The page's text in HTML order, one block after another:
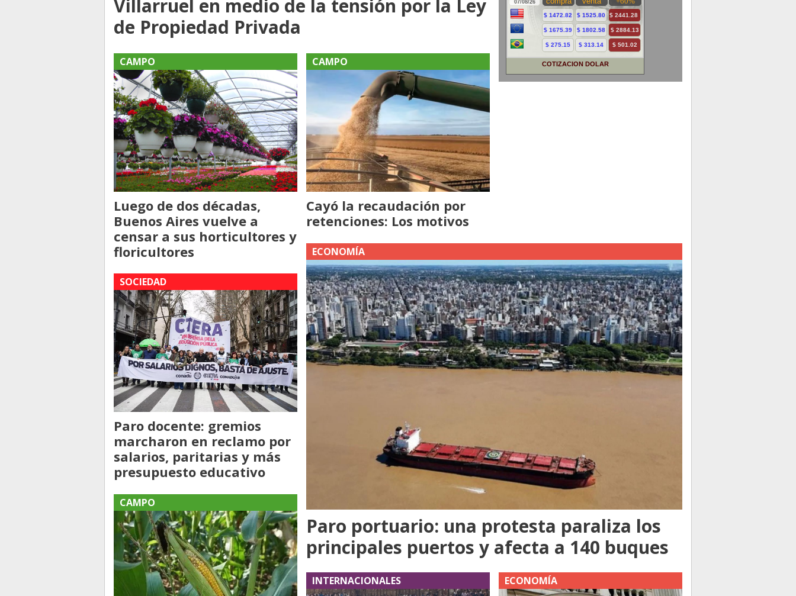
Villarruel en medio de la tensión por la Ley
de Propiedad Privada
COTIZACION DOLAR
CAMPO
Luego de dos décadas,
Buenos Aires vuelve a
censar a sus horticultores y
floricultores
CAMPO
Cayó la recaudación por
retenciones: Los motivos
ECONOMÍA
Paro portuario: una protesta paraliza los
principales puertos y afecta a 140 buques
SOCIEDAD
Paro docente: gremios
marcharon en reclamo por
salarios, paritarias y más
presupuesto educativo
CAMPO
INTERNACIONALES ECONOMÍA